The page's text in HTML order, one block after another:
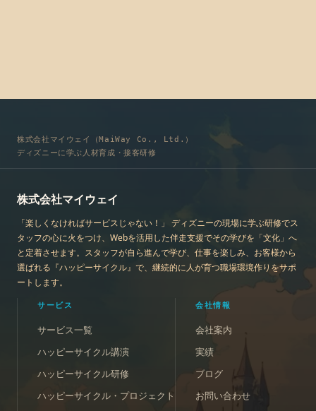
株式会社マイウェイ（MaiWay Co., Ltd.）
ディズニーに学ぶ人材育成・接客研修
株式会社マイウェイ
「楽しくなければサービスじゃない！」 ディズニーの現場に学ぶ研修でス
タッフの心に火をつけ、Webを活用した伴走支援でその学びを「文化」へ
と定着させます。スタッフが自ら進んで学び、仕事を楽しみ、お客様から
選ばれる『ハッピーサイクル』で、継続的に人が育つ職場環境作りをサポ
ートします。
サービス
サービス一覧
ハッピーサイクル講演
ハッピーサイクル研修
ハッピーサイクル・プロジェクト
会社情報
会社案内
実績
ブログ
お問い合わせ